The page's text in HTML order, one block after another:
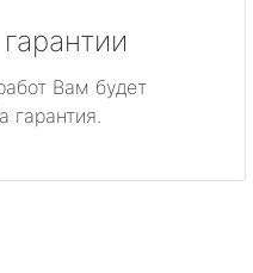
Вам будет
гарантия.